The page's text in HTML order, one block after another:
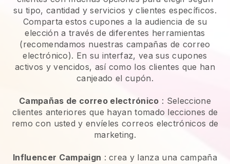
su tipo, cantidad y servicios y clientes específicos.
Comparta estos cupones a la audiencia de su
elección a través de diferentes herramientas
(recomendamos nuestras campañas de correo
electrónico). En su interfaz, vea sus cupones
activos y vencidos, así como los clientes que han
canjeado el cupón.
Campañas de correo electrónico : Seleccione
clientes anteriores que hayan tomado lecciones de
remo con usted y envíeles correos electrónicos de
marketing.
Influencer Campaign : crea y lanza una campaña